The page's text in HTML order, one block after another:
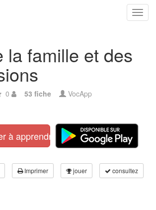
la famille et des
0 53 fiche VocApp
à apprendre
Imprimer jouer consultez